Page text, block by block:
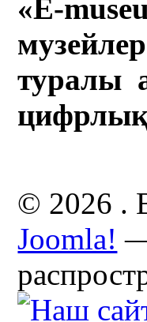
«E-
туралы
© 2026 .
Joomla! —